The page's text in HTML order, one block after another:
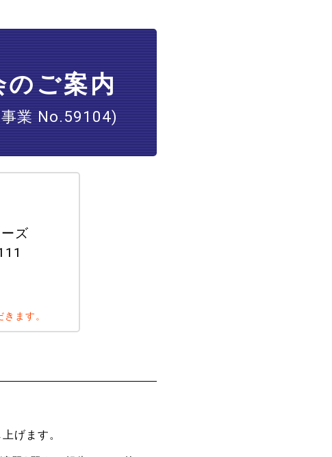
ご案内
業 No.59104)
ズ
ます。
げます。